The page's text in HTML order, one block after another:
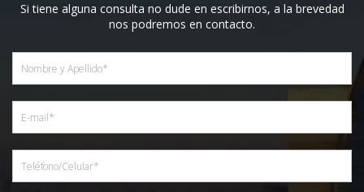
Si tiene alguna consulta no dude en escribirnos, a la brevedad
nos podremos en contacto.